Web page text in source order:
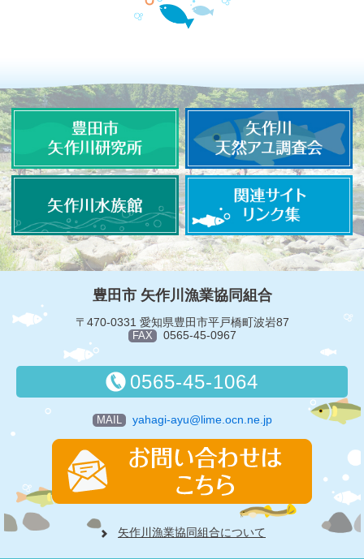
豊田市 矢作川漁業協同組合
〒470-0331 愛知県豊田市平戸橋町波岩87
FAX 0565-45-0967
0565-45-1064
MAIL yahagi-ayu@lime.ocn.ne.jp
矢作川漁業協同組合について